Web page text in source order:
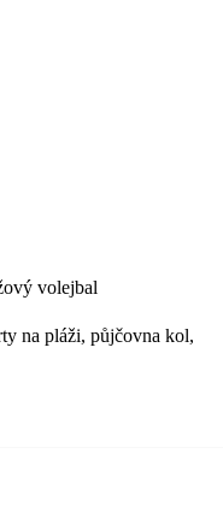
volejbal
na pláži, půjčovna kol,